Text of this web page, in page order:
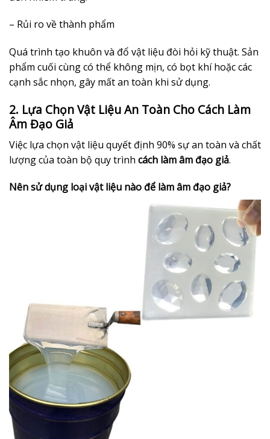
– Rủi ro về thành phẩm
Quá trình tạo khuôn và đổ vật liệu đòi hỏi kỹ thuật. Sản
phẩm cuối cùng có thể không mịn, có bọt khí hoặc các
cạnh sắc nhọn, gây mất an toàn khi sử dụng.
2. Lựa Chọn Vật Liệu An Toàn Cho Cách Làm
Âm Đạo Giả
Việc lựa chọn vật liệu quyết định 90% sự an toàn và chất
lượng của toàn bộ quy trình cách làm âm đạo giả.
Nên sử dụng loại vật liệu nào để làm âm đạo giả?